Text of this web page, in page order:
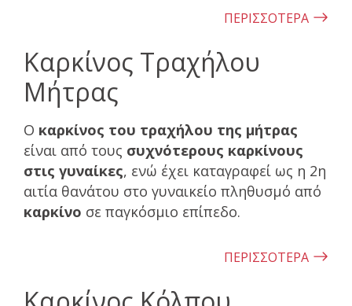
ΠΕΡΙΣΣΟΤΕΡΑ
Καρκίνος Τραχήλου
Μήτρας
Ο καρκίνος του τραχήλου της μήτρας
είναι από τους συχνότερους καρκίνους
στις γυναίκες, ενώ έχει καταγραφεί ως η 2η
αιτία θανάτου στο γυναικείο πληθυσμό από
καρκίνο σε παγκόσμιο επίπεδο.
ΠΕΡΙΣΣΟΤΕΡΑ